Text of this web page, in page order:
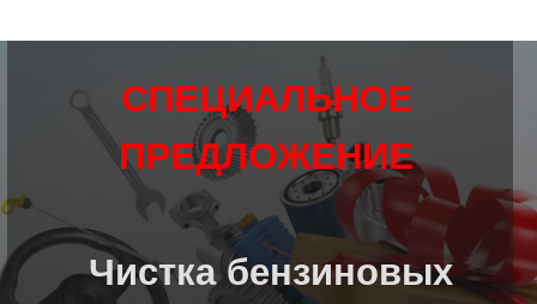
Чистка бензиновых
СПЕЦИАЛЬНОЕ
ПРЕДЛОЖЕНИЕ